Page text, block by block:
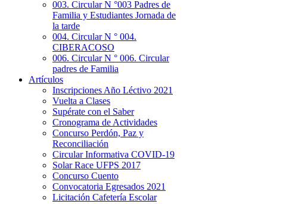
003. Circular N °003 Padres de
Familia y Estudiantes Jornada de
la tarde
004. Circular N ° 004.
CIBERACOSO
006. Circular N ° 006. Circular
padres de Familia
Artículos
Inscripciones Año Léctivo 2021
Vuelta a Clases
Supérate con el Saber
Cronograma de Actividades
Concurso Perdón, Paz y
Reconciliación
Circular Informativa COVID-19
Solar Race UFPS 2017
Concurso Cuento
Convocatoria Egresados 2021
Licitación Cafetería Escolar